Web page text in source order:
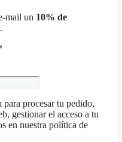
mail un 10% de
para procesar tu pedido,
gestionar el acceso a tu
en nuestra política de